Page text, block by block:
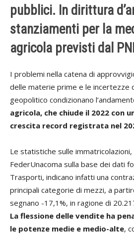
pubblici. In dirittura
stanziamenti per la
agricola previsti dal
I problemi nella catena di
delle materie prime e le incertezze
geopolitico condizionano
agricola, che chiude il 2022 con
crescita record registrata nel
Le statistiche sulle
FederUnacoma sulla base dei dati
Trasporti, indicano infatti una
principali categorie di mezzi, a
segnano -17,1%, in ragione di
La flessione delle vendite ha
le potenze medie e medio-alte,